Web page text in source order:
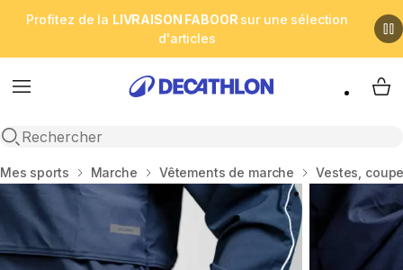
Profitez de la LIVRAISON FABOOR sur une sélection
d'articles
Menu
Open search
My
Accueil
Mes sports Marche Vêtements de marche Vestes,